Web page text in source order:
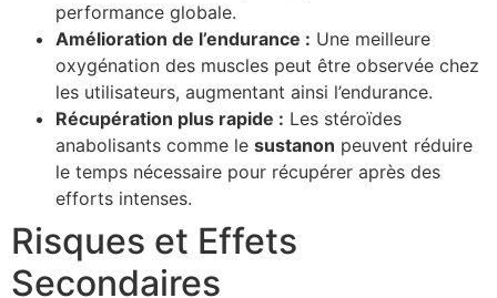
performance globale.
Amélioration de l’endurance : Une meilleure
oxygénation des muscles peut être observée chez
les utilisateurs, augmentant ainsi l’endurance.
Récupération plus rapide : Les stéroïdes
anabolisants comme le sustanon peuvent réduire
le temps nécessaire pour récupérer après des
efforts intenses.
Risques et Effets
Secondaires